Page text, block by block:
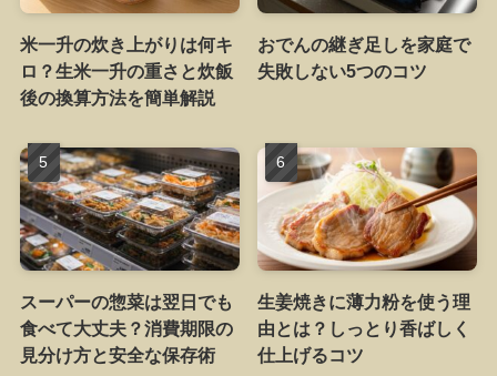
米一升の炊き上がりは何キ
ロ？生米一升の重さと炊飯
後の換算方法を簡単解説
おでんの継ぎ足しを家庭で
失敗しない5つのコツ
スーパーの惣菜は翌日でも
食べて大丈夫？消費期限の
見分け方と安全な保存術
生姜焼きに薄力粉を使う理
由とは？しっとり香ばしく
仕上げるコツ